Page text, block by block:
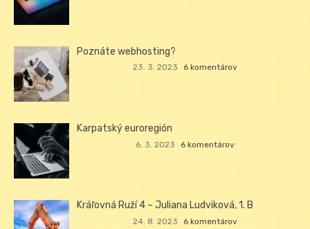
Poznáte webhosting?
23. 3. 2023 6 komentárov
Karpatský euroregión
6. 3. 2023 6 komentárov
Kráľovná Ruží 4 – Juliana Ludviková, 1. B
24. 8. 2023 6 komentárov